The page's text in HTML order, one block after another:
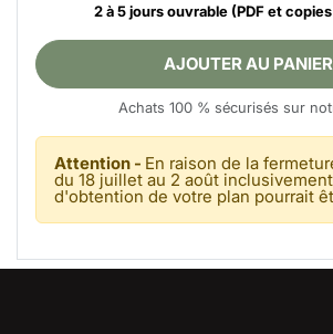
2 à 5 jours ouvrable(PDF et
AJOUTER AU PANIER
Achats 100 % sécurisés sur
Attention - En raison de la
du 18 juillet au 2 août
d'obtention de votre plan pourrait